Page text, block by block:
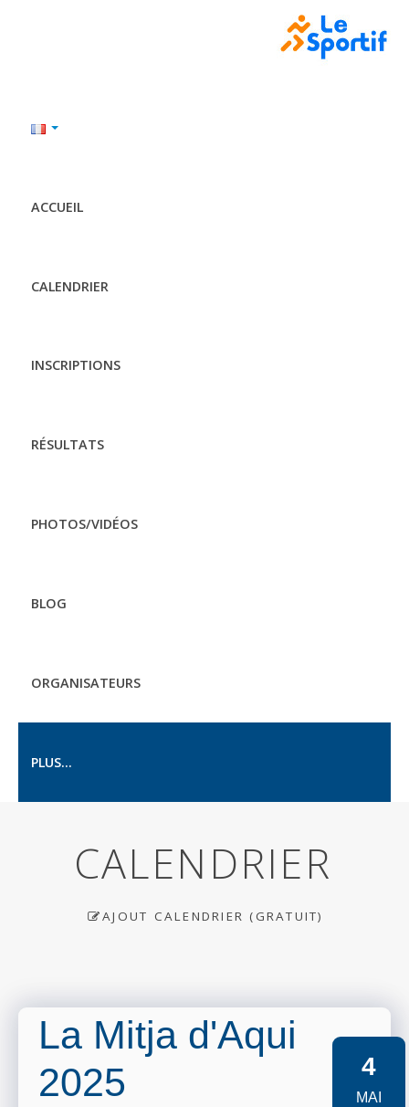
ACCUEIL
CALENDRIER
INSCRIPTIONS
RÉSULTATS
PHOTOS/VIDÉOS
BLOG
ORGANISATEURS
PLUS...
CALENDRIER
AJOUT CALENDRIER (GRATUIT)
La Mitja d'Aqui
2025
4
MAI